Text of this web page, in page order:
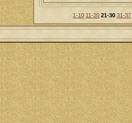
1-10 11-20 21-30 31-37